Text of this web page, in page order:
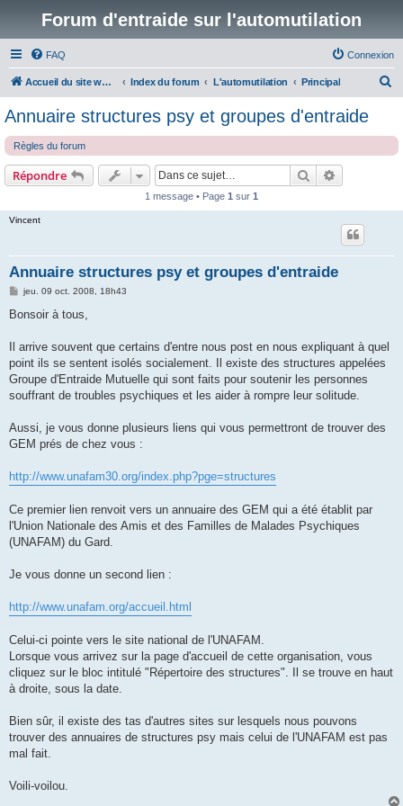
Forum d'entraide sur l'automutilation
FAQ Connexion
Accueil du site www.automutilations.info Index du forum L'automutilation Principal
c
e
Annuaire structures psy et groupes d'entraide
Règles du forum
Répondre Rechercher
1 message • Page 1 sur 1
Vincent
Annuaire structures psy et groupes d'entraide
M
s
g
jeu. 09 oct. 2008, 18h43
Bonsoir à tous,
Il arrive souvent que certains d'entre nous post en nous expliquant à quel
point ils se sentent isolés socialement. Il existe des structures appelées
Groupe d'Entraide Mutuelle qui sont faits pour soutenir les personnes
souffrant de troubles psychiques et les aider à rompre leur solitude.
Aussi, je vous donne plusieurs liens qui vous permettront de trouver des
GEM prés de chez vous :
http://www.unafam30.org/index.php?pge=structures
Ce premier lien renvoit vers un annuaire des GEM qui a été établit par
l'Union Nationale des Amis et des Familles de Malades Psychiques
(UNAFAM) du Gard.
Je vous donne un second lien :
http://www.unafam.org/accueil.html
Celui-ci pointe vers le site national de l'UNAFAM.
Lorsque vous arrivez sur la page d'accueil de cette organisation, vous
cliquez sur le bloc intitulé "Répertoire des structures". Il se trouve en haut
à droite, sous la date.
Bien sûr, il existe des tas d'autres sites sur lesquels nous pouvons
trouver des annuaires de structures psy mais celui de l'UNAFAM est pas
mal fait.
Voili-voilou.